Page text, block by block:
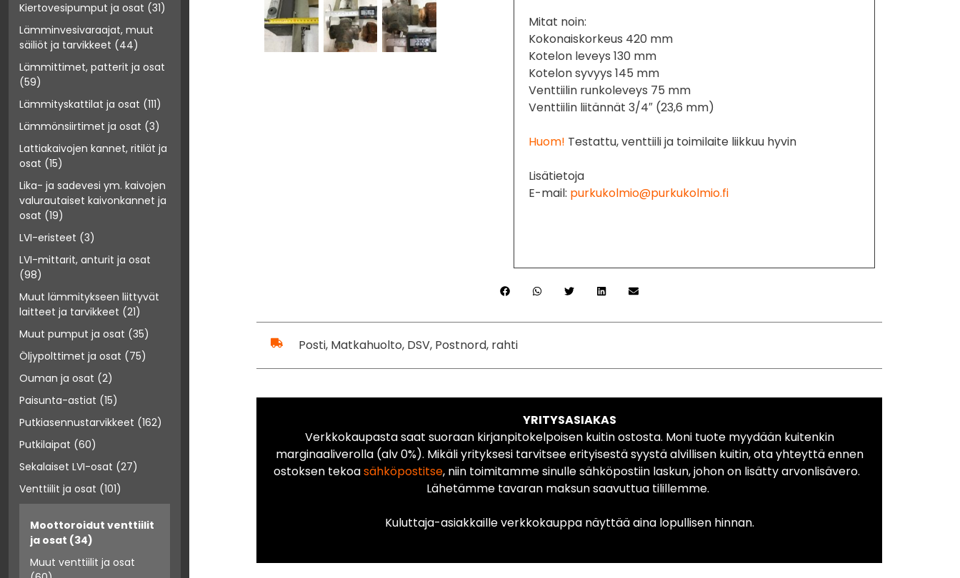
Kiertovesipumput ja osat (31)
Lämminvesivaraajat, muut
säiliöt ja tarvikkeet (44)
Lämmittimet, patterit ja osat
(59)
Lämmityskattilat ja osat (111)
Lämmönsiirtimet ja osat (3)
Lattiakaivojen kannet, ritilät ja
osat (15)
Lika- ja sadevesi ym. kaivojen
valurautaiset kaivonkannet ja
osat (19)
LVI-eristeet (3)
LVI-mittarit, anturit ja osat
(98)
Muut lämmitykseen liittyvät
laitteet ja tarvikkeet (21)
Muut pumput ja osat (35)
Öljypolttimet ja osat (75)
Ouman ja osat (2)
Paisunta-astiat (15)
Putkiasennustarvikkeet (162)
Putkilaipat (60)
Sekalaiset LVI-osat (27)
Venttiilit ja osat (101)
Moottoroidut venttiilit
ja osat (34)
Muut venttiilit ja osat
Mitat noin:
Kokonaiskorkeus 420 mm
Kotelon leveys 130 mm
Kotelon syvyys 145 mm
Venttiilin runkoleveys 75 mm
Venttiilin liitännät 3/4″ (23,6 mm)
Huom! Testattu, venttiili ja toimilaite liikkuu hyvin
Lisätietoja
E-mail: purkukolmio@purkukolmio.fi
Posti, Matkahuolto, DSV, Postnord, rahti
YRITYSASIAKAS
Verkkokaupasta saat suoraan kirjanpitokelpoisen kuitin ostosta. Moni tuote myydään kuitenkin
marginaaliverolla (alv 0%). Mikäli yrityksesi tarvitsee erityisestä syystä alvillisen kuitin, ota yhteyttä ennen
ostoksen tekoasähköpostitse, niin toimitamme sinulle sähköpostiin laskun, johon on lisätty arvonlisävero.
Lähetämme tavaran maksun saavuttua tilillemme.
Kuluttaja-asiakkaille verkkokauppa näyttää aina lopullisen hinnan.